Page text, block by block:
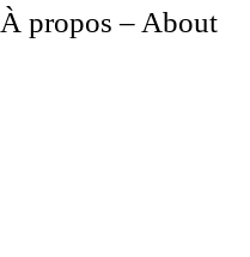
À propos – About